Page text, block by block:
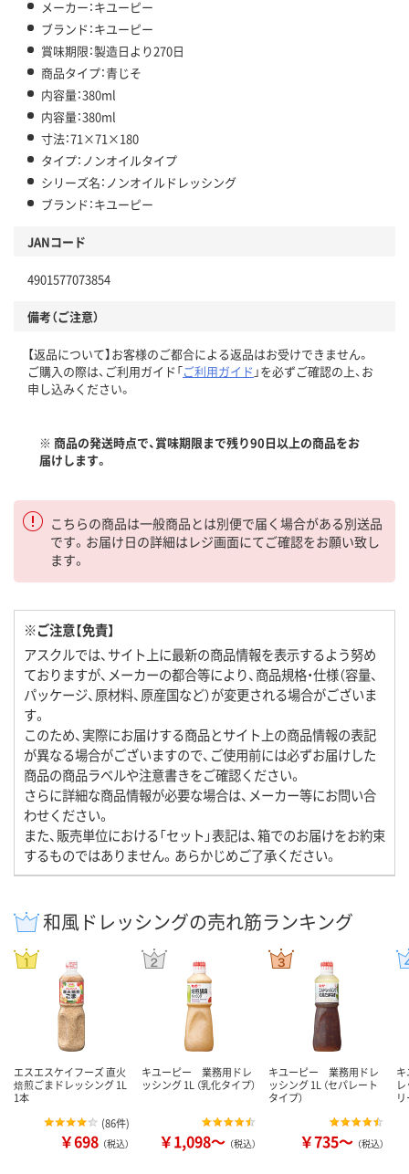
メーカー：キユーピー
ブランド：キユーピー
賞味期限：製造日より270日
商品タイプ：青じそ
内容量：380ml
内容量：380ml
寸法：71×71×180
タイプ：ノンオイルタイプ
シリーズ名：ノンオイルドレッシング
ブランド：キユーピー
JANコード
4901577073854
備考（ご注意）
【返品について】お客様のご都合による返品はお受けできません。
ご購入の際は、ご利用ガイド「ご利用ガイド 」を必ずご確認の上、お
申し込みください。
※ 商品の発送時点で、賞味期限まで残り90日以上の商品をお
届けします。
こちらの商品は一般商品とは別便で届く場合がある別送品
です。お届け日の詳細はレジ画面にてご確認をお願い致し
ます。
※ご注意【免責】
アスクルでは、サイト上に最新の商品情報を表示するよう努め
ておりますが、メーカーの都合等により、商品規格・仕様（容量、
パッケージ、原材料、原産国など）が変更される場合がございま
す。
このため、実際にお届けする商品とサイト上の商品情報の表記
が異なる場合がございますので、ご使用前には必ずお届けした
商品の商品ラベルや注意書きをご確認ください。
さらに詳細な商品情報が必要な場合は、メーカー等にお問い合
わせください。
また、販売単位における「セット」表記は、箱でのお届けをお約束
するものではありません。あらかじめご了承ください。
和風ドレッシングの売れ筋ランキング
エスエスケイフーズ 直火
焙煎ごまドレッシング 1L
1本
(86件)
￥698 （税込）
キユーピー 業務用ドレ
ッシング 1L （乳化タイプ）
￥1,098～ （税込）
キユーピー 業務用ドレ
ッシング 1L （セパレート
タイプ）
￥735～ （税込）